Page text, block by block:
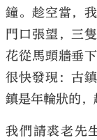
鐘。趁空當，
門口張望，三
花從馬頭牆垂
很快發現：古
鎮是年輪狀的，
我們請裘老先